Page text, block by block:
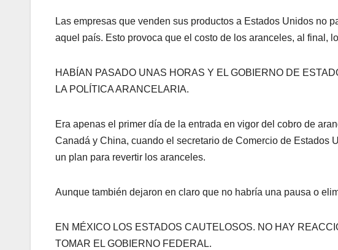
Las empresas que venden sus productos a Estados Unidos no
aquel país. Esto provoca que el costo de los aranceles, al final,
HABÍAN PASADO UNAS HORAS Y EL GOBIERNO DE
LA POLÍTICA ARANCELARIA.
Era apenas el primer día de la entrada en vigor del cobro de
Canadá y China, cuando el secretario de Comercio de Estados
un plan para revertir los aranceles.
Aunque también dejaron en claro que no habría una pausa o
EN MÉXICO LOS ESTADOS CAUTELOSOS. NO HAY
TOMAR EL GOBIERNO FEDERAL.